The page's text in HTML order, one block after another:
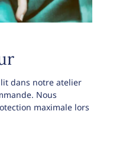
dans notre atelier
Nous
maximale lors